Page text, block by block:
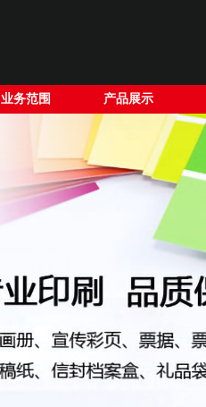
业务范围 产品展示